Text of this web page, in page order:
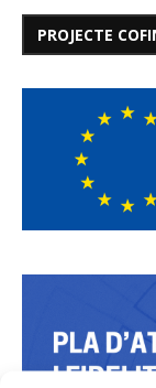
PROJECTE